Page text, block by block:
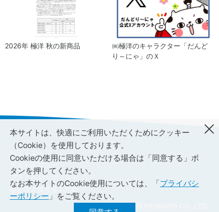
本サイトは、快適にご利用いただくためにクッキー
（Cookie）を使用しております。
Cookieの使用に同意いただける場合は「同意する」ボ
タンを押してください。
なお本サイトのCookie使用については、「プライバシ
ーポリシー 」をご覧ください。
2026年 極洋 秋の新商品
㈱極洋のキャラクター「だんど
り～にゃ」のＸ
サイトマップ
サイトポリシー
プライバシーポリシー
特定個人情報基本方針
© 2020 KYOKUYO CO.,LTD.